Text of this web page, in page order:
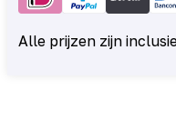
Alle prijzen zijn